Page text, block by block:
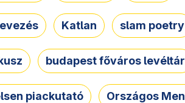
Katlan slam poetry
budapest főváros levéltár
piackutató Országos